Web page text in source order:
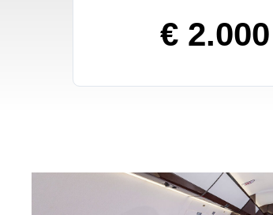
€ 2.000